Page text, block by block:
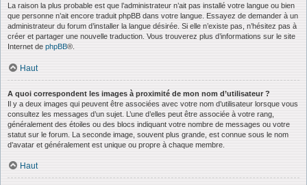
La raison la plus probable est que l’administrateur n’ait pas installé votre langue ou bien
que personne n’ait encore traduit phpBB dans votre langue. Essayez de demander à un
administrateur du forum d’installer la langue désirée. Si elle n’existe pas, n’hésitez pas à
créer et partager une nouvelle traduction. Vous trouverez plus d’informations sur le site
Internet de phpBB®.
Haut
A quoi correspondent les images à proximité de mon nom d’utilisateur ?
Il y a deux images qui peuvent être associées avec votre nom d’utilisateur lorsque vous
consultez les messages d’un sujet. L’une d’elles peut être associée à votre rang,
généralement des étoiles ou des blocs indiquant votre nombre de messages ou votre
statut sur le forum. La seconde image, souvent plus grande, est connue sous le nom
d’avatar et généralement est unique ou propre à chaque membre.
Haut